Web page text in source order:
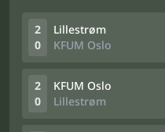
2
0
Lillestrøm
KFUM Oslo
2
0
KFUM Oslo
Lillestrøm